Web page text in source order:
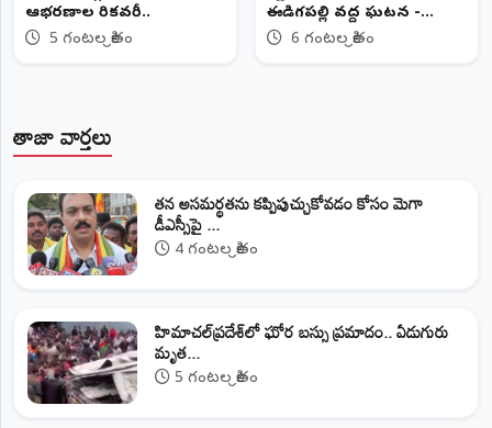
ఆభరణాల రికవరీ..
5 గంటల క్రితం
ఈడిగపల్లి వద్ద ఘటన -
తప్పిన ప్రాణాపాయం
6 గంటల క్రితం
తాజా వార్తలు
తన అసమర్థతను కప్పిపుచ్చుకోవడం కోసం మెగా
డీఎస్సీపై ...
4 గంటల క్రితం
హిమాచల్‌ప్రదేశ్‌లో ఘోర బస్సు ప్రమాదం.. ఏడుగురు
మృత...
5 గంటల క్రితం